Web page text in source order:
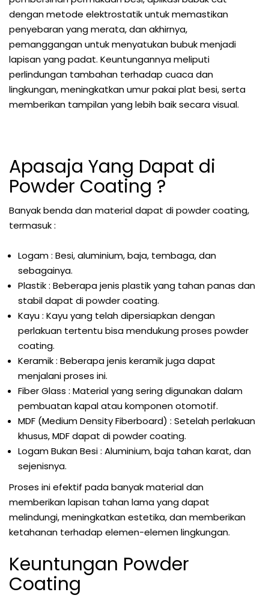
dengan metode elektrostatik untuk memastikan
penyebaran yang merata, dan akhirnya,
pemanggangan untuk menyatukan bubuk menjadi
lapisan yang padat. Keuntungannya meliputi
perlindungan tambahan terhadap cuaca dan
lingkungan, meningkatkan umur pakai plat besi, serta
memberikan tampilan yang lebih baik secara visual.
Apasaja Yang Dapat di
Powder Coating ?
Banyak benda dan material dapat di powder coating,
termasuk :
Logam : Besi, aluminium, baja, tembaga, dan
sebagainya.
Plastik : Beberapa jenis plastik yang tahan panas dan
stabil dapat di powder coating.
Kayu : Kayu yang telah dipersiapkan dengan
perlakuan tertentu bisa mendukung proses powder
coating.
Keramik : Beberapa jenis keramik juga dapat
menjalani proses ini.
Fiber Glass : Material yang sering digunakan dalam
pembuatan kapal atau komponen otomotif.
MDF (Medium Density Fiberboard) : Setelah perlakuan
khusus, MDF dapat di powder coating.
Logam Bukan Besi : Aluminium, baja tahan karat, dan
sejenisnya.
Proses ini efektif pada banyak material dan
memberikan lapisan tahan lama yang dapat
melindungi, meningkatkan estetika, dan memberikan
ketahanan terhadap elemen-elemen lingkungan.
Keuntungan Powder
Coating